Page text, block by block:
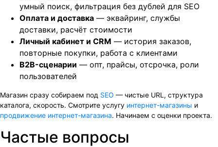
умный поиск, фильтрация без дублей для SEO
Оплата и доставка — эквайринг, службы
доставки, расчёт стоимости
Личный кабинет и CRM — история заказов,
повторные покупки, работа с клиентами
B2B-сценарии — опт, прайсы, отсрочка, роли
пользователей
Магазин сразу собираем под SEO — чистые URL, структура
каталога, скорость. Смотрите услугу интернет-магазины и
продвижение интернет-магазина. Начинаем с оценки проекта.
Частые вопросы